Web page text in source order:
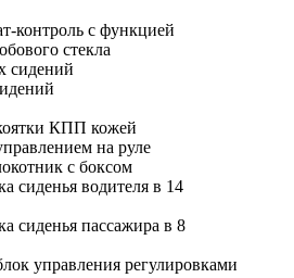
контроль с функцией
стекла
сидений
КПП кожей
на руле
с боксом
сиденья водителя в 14
сиденья пассажира в 8
управления регулировками